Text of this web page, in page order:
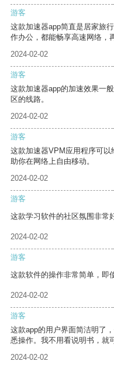
游客
这款加速器app简直是居家旅
作办公，都能畅享高速网络，
2024-02-02
游客
这款加速器app的加速效果一
区的线路。
2024-02-02
游客
这款加速器VPM应用程序可
助你在网络上自由移动。
2024-02-02
游客
这款学习软件的社区氛围非常
2024-02-02
游客
这款软件的操作非常简单，即
2024-02-02
游客
这款app的用户界面简洁明了
悉操作。我不用看说明书，就
2024-02-02